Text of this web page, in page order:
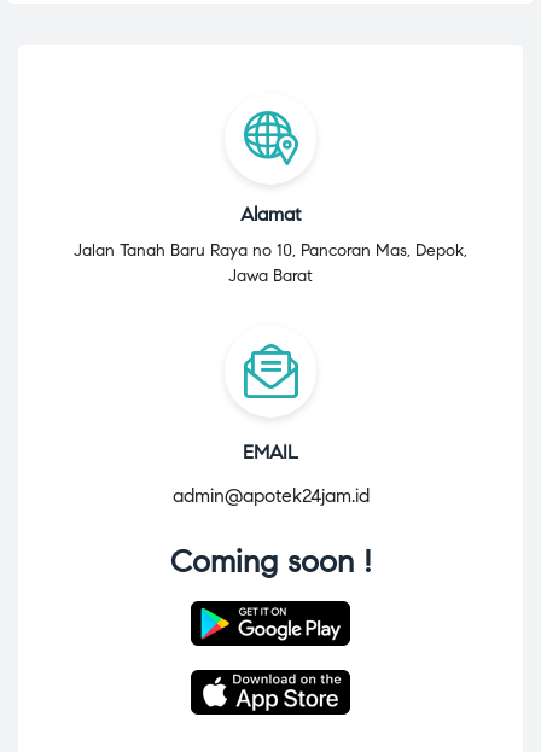
Alamat
Jalan Tanah Baru Raya no 10, Pancoran Mas, Depok,
Jawa Barat
EMAIL
admin@apotek24jam.id
Coming soon !